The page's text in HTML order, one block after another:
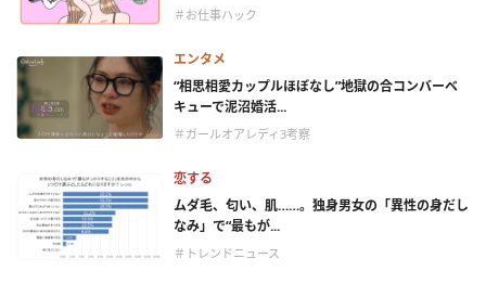
＃お仕事ハック
エンタメ
“相思相愛カップルほぼなし”地獄の合コンバーベ
キューで泥沼婚活...
＃ガールオアレディ3考察
恋する
ムダ毛、匂い、肌……。独身男女の「異性の身だし
なみ」で“最もが...
＃トレンドニュース